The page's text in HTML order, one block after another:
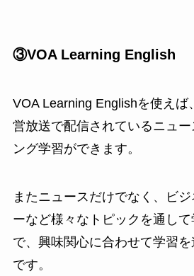
③VOA Learning English
VOA Learning Englishを使えば
営放送で配信されているニュ
ング学習ができます。
またニュースだけでなく、ビ
ーなど様々なトピックを通し
で、興味関心に合わせて学習
です。